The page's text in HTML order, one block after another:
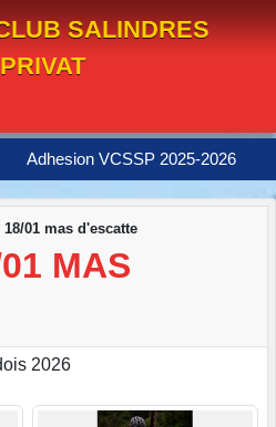
SALINDRES
Adhesion VCSSP 2025-2026
18/01 mas d'escatte
MAS
2026